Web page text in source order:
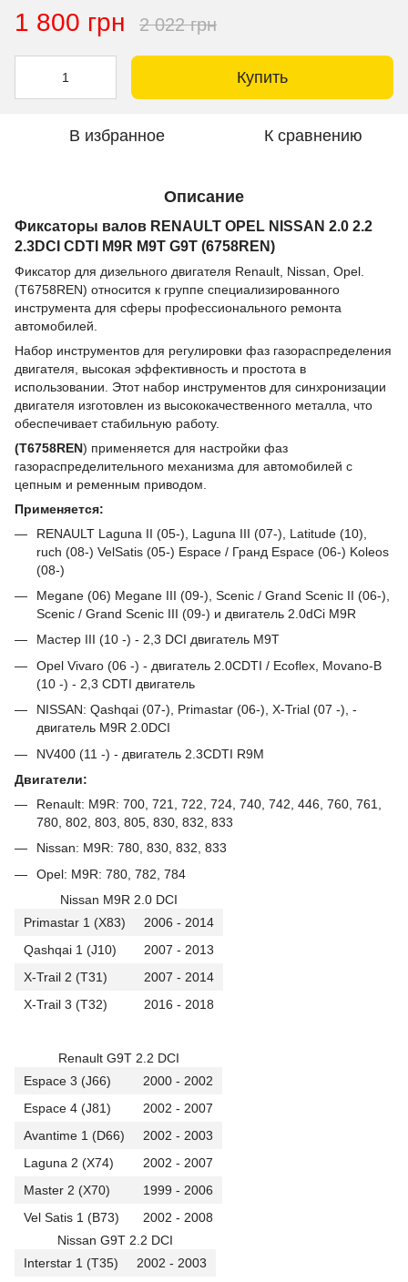
1 800 грн 2 022 грн
Купить
В избранное К сравнению
Описание
Фиксаторы валов RENAULT OPEL NISSAN 2.0 2.2
2.3DCI CDTI M9R М9Т G9T (6758REN)
Фиксатор для дизельного двигателя Renault, Nissan, Opel.
(T6758REN) относится к группе специализированного
инструмента для сферы профессионального ремонта
автомобилей.
Набор инструментов для регулировки фаз газораспределения
двигателя, высокая эффективность и простота в
использовании. Этот набор инструментов для синхронизации
двигателя изготовлен из высококачественного металла, что
обеспечивает стабильную работу.
(T6758REN) применяется для настройки фаз
газораспределительного механизма для автомобилей с
цепным и ременным приводом.
Применяется:
RENAULT Laguna II (05-), Laguna III (07-), Latitude (10),
ruch (08-) VelSatis (05-) Espace / Гранд Espace (06-) Koleos
(08-)
Megane (06) Megane III (09-), Scenic / Grand Scenic II (06-),
Scenic / Grand Scenic III (09-) и двигатель 2.0dCi M9R
Мастер III (10 -) - 2,3 DCI двигатель M9T
Opel Vivaro (06 -) - двигатель 2.0CDTI / Ecoflex, Movano-B
(10 -) - 2,3 CDTI двигатель
NISSAN: Qashqai (07-), Primastar (06-), X-Trial (07 -), -
двигатель M9R 2.0DCI
NV400 (11 -) - двигатель 2.3CDTI R9M
Двигатели:
Renault: M9R: 700, 721, 722, 724, 740, 742, 446, 760, 761,
780, 802, 803, 805, 830, 832, 833
Nissan: M9R: 780, 830, 832, 833
Opel: M9R: 780, 782, 784
Nissan M9R 2.0 DCI
Primastar 1 (X83)
2006 - 2014
Qashqai 1 (J10)
2007 - 2013
X-Trail 2 (T31)
2007 - 2014
X-Trail 3 (T32)
2016 - 2018
Renault G9T 2.2 DCI
Espace 3 (J66)
2000 - 2002
Espace 4 (J81)
2002 - 2007
Avantime 1 (D66)
2002 - 2003
Laguna 2 (X74)
2002 - 2007
Master 2 (X70)
1999 - 2006
Vel Satis 1 (B73)
2002 - 2008
Nissan G9T 2.2 DCI
Interstar 1 (T35)
2002 - 2003